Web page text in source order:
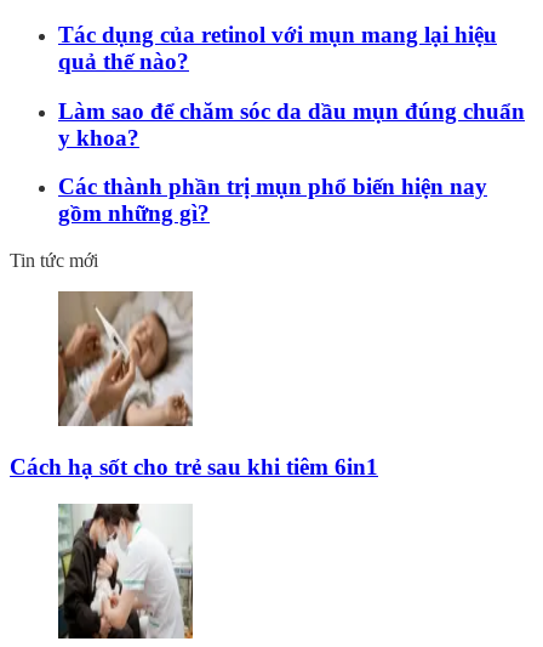
Tác dụng của retinol với mụn mang lại hiệu
quả thế nào?
Làm sao để chăm sóc da dầu mụn đúng chuẩn
y khoa?
Các thành phần trị mụn phổ biến hiện nay
gồm những gì?
Tin tức mới
Cách hạ sốt cho trẻ sau khi tiêm 6in1